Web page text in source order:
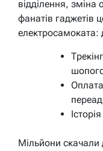
відділення,
фанатів гаджетів
електросамоката:
Мільйони скачали